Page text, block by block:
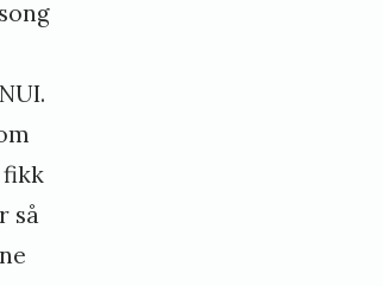
fikk
så